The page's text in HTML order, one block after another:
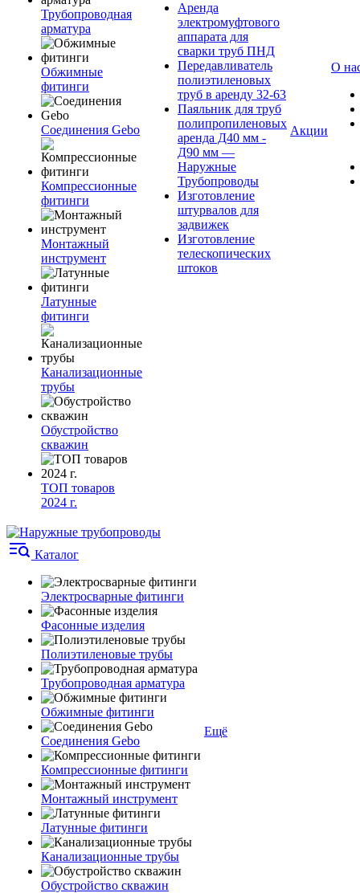
Трубопроводная
арматура
Обжимные
фитинги
Соединения Gebo
Компрессионные
фитинги
Монтажный
инструмент
Латунные
фитинги
Канализационные
трубы
Обустройство
скважин
ТОП товаров
2024 г.
Аренда
электромуфтового
аппарата для
сварки труб ПНД
Передавливатель
полиэтиленовых
труб в аренду 32-63
Паяльник для труб
полипропиленовых
аренда Д40 мм -
Д90 мм —
Наружные
Трубопроводы
Изготовление
штурвалов для
задвижек
Изготовление
телескопических
штоков
Акции
О
Каталог
Электросварные фитинги
Фасонные изделия
Полиэтиленовые трубы
Трубопроводная арматура
Обжимные фитинги
Соединения Gebo
Компрессионные фитинги
Монтажный инструмент
Латунные фитинги
Канализационные трубы
Обустройство скважин
Ещё